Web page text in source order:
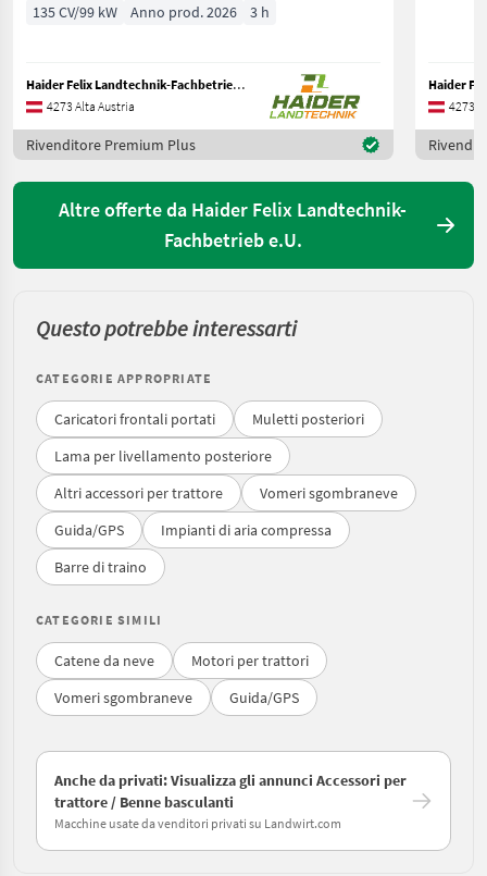
135 CV/99 kW Anno prod. 2026 3 h
Haider Felix Landtechnik-Fachbetrieb e.U.
4273 Alta Austria
Rivenditore Premium Plus
4273
Altre offerte da Haider Felix Landtechnik-
Fachbetrieb e.U.
Questo potrebbe interessarti
CATEGORIE APPROPRIATE
Caricatori frontali portati
Muletti posteriori
Lama per livellamento posteriore
Altri accessori per trattore
Vomeri sgombraneve
Guida/GPS
Impianti di aria compressa
Barre di traino
CATEGORIE SIMILI
Catene da neve
Motori per trattori
Vomeri sgombraneve
Guida/GPS
Anche da privati: Visualizza gli annunci Accessori per
trattore / Benne basculanti
Macchine usate da venditori privati su Landwirt.com